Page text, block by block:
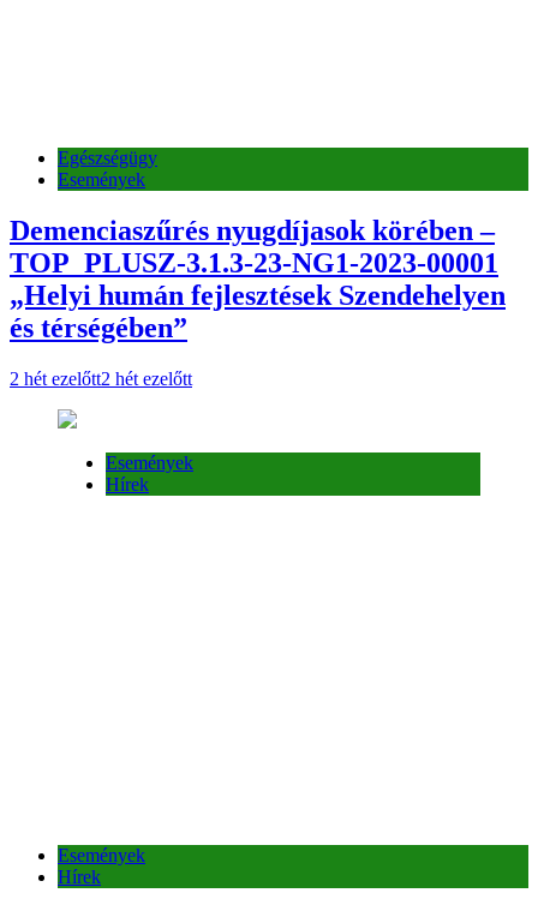
Egészségügy
Események
Demenciaszűrés nyugdíjasok körében –
TOP_PLUSZ-3.1.3-23-NG1-2023-00001
„Helyi humán fejlesztések Szendehelyen
és térségében”
2 hét ezelőtt2 hét ezelőtt
Események
Hírek
Események
Hírek